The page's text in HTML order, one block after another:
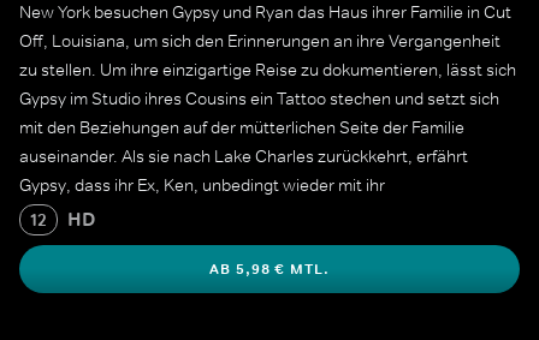
New York besuchen Gypsy und Ryan das Haus ihrer Familie in Cut
Off, Louisiana, um sich den Erinnerungen an ihre Vergangenheit
zu stellen. Um ihre einzigartige Reise zu dokumentieren, lässt sich
Gypsy im Studio ihres Cousins ein Tattoo stechen und setzt sich
mit den Beziehungen auf der mütterlichen Seite der Familie
auseinander. Als sie nach Lake Charles zurückkehrt, erfährt
Gypsy, dass ihr Ex, Ken, unbedingt wieder mit ihr
zusammenkommen möchte, was sie in ein emotionales Chaos
stürzt.
12 HD
AB 5,98 € MTL.